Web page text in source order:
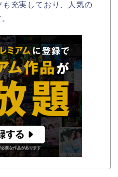
充実しており、人気の